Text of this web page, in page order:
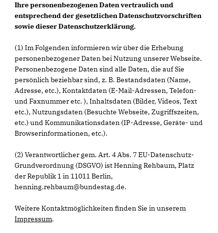
Ihre personenbezogenen Daten vertraulich und
entsprechend der gesetzlichen Datenschutzvorschriften
sowie dieser Datenschutzerklärung.
(1) Im Folgenden informieren wir über die Erhebung
personenbezogener Daten bei Nutzung unserer Webseite.
Personenbezogene Daten sind alle Daten, die auf Sie
persönlich beziehbar sind, z. B. Bestandsdaten (Name,
Adresse, etc.), Kontaktdaten (E-Mail-Adressen, Telefon-
und Faxnummer etc. ), Inhaltsdaten (Bilder, Videos, Text
etc.), Nutzungsdaten (Besuchte Webseite, Zugriffszeiten,
etc.) und Kommunikationsdaten (IP-Adresse, Geräte- und
Browserinformationen, etc.).
(2) Verantwortlicher gem. Art. 4 Abs. 7 EU-Datenschutz-
Grundverordnung (DSGVO) ist Henning Rehbaum, Platz
der Republik 1 in 11011 Berlin,
henning.rehbaum@bundestag.de.
Weitere Kontaktmöglichkeiten finden Sie in unserem
Impressum.